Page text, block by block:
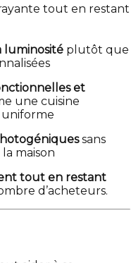
tout en restant
luminosité plutôt que
et
une cuisine
sans
maison
tout en restant
d’acheteurs.